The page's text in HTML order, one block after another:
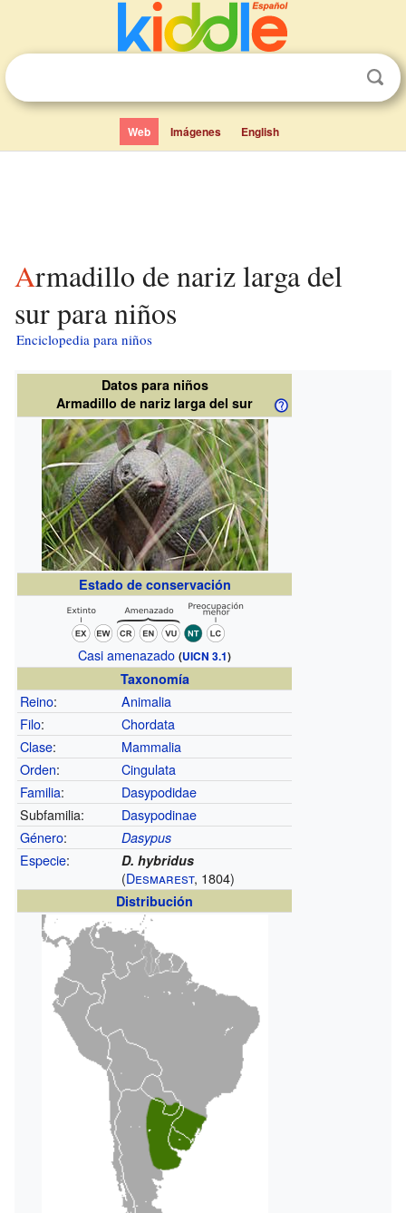
Web Imágenes English
Armadillo de nariz larga del
sur para niños
Enciclopedia para niños
Datos para niños
Armadillo de nariz larga del sur
Estado de conservación
Casi amenazado (UICN 3.1)
Taxonomía
Reino:
Animalia
Filo:
Chordata
Clase:
Mammalia
Orden:
Cingulata
Familia:
Dasypodidae
Subfamilia:
Dasypodinae
Género: Dasypus
Especie: D. hybridus
(Desmarest, 1804)
Distribución